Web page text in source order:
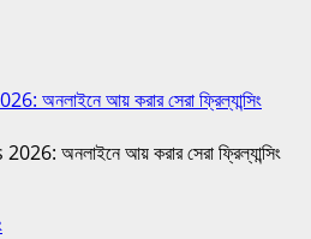
আয় করার সেরা ফ্রিল্যান্সিং